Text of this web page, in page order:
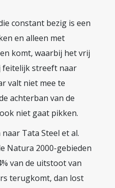
constant bezig is een
en alleen met
komt, waarbij het vrij
feitelijk streeft naar
valt niet mee te
achterban van de
niet gaat pikken.
Tata Steel et al.
Natura 2000-gebieden
van de uitstoot van
terugkomt, dan lost